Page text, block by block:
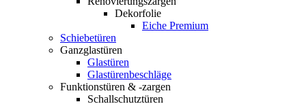
Dekorfolie
Eiche Premium
Schiebetüren
Ganzglastüren
Glastüren
Glastürenbeschläge
Funktionstüren & -zargen
Schallschutztüren